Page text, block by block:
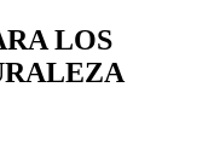
LOS